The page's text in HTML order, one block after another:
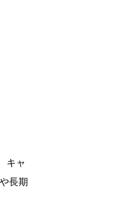
キャ
長期